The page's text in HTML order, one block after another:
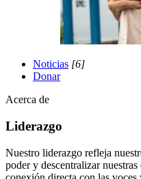
Noticias [6]
Donar
Acerca de
Liderazgo
Nuestro liderazgo refleja
poder y descentralizar